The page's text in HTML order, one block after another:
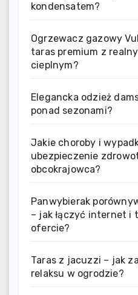
kondensatem?
Ogrzewacz gazowy
taras premium z
cieplnym?
Elegancka odzież
ponad sezonami?
Jakie choroby i
ubezpieczenie
obcokrajowca?
Panwybierak
– jak łączyć internet i
ofercie?
Taras z jacuzzi – jak
relaksu w ogrodzie?